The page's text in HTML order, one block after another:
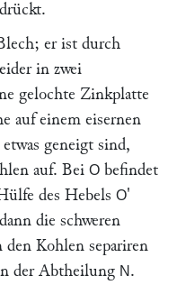
er ist durch
in zwei
gelochte Zinkplatte
auf einem eisernen
etwas geneigt sind,
auf. Bei O befindet
des Hebels O'
die schweren
den Kohlen separiren
der Abtheilung N .